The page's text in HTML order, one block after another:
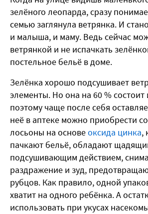
зелёного леопарда, сразу
семью заглянула ветрянка. И
и малыша, и маму. Ведь сейчас
ветрянкой и не испачкать
постельное бельё в доме.
Зелёнка хорошо подсушивает
элементы. Но она на 60 % состоит
поэтому чаще после себя
неё в аптеке можно приобрести
лосьоны на основеоксида цинка,
пачкают бельё, обладают
подсушивающим действием,
раздражение и зуд,
рубцов. Как правило, одной
хватит на одного ребёнка. А
использовать при укусах